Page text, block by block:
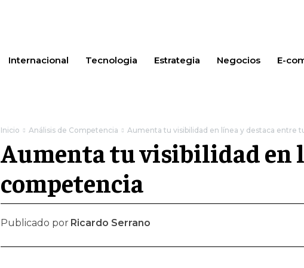
Internacional Tecnologia Estrategia Negocios E-
Inicio Análisis de Competencia Aumenta tu visibilidad en línea y destaca entre
Aumenta tu visibilidad en
competencia
Publicado por Ricardo Serrano